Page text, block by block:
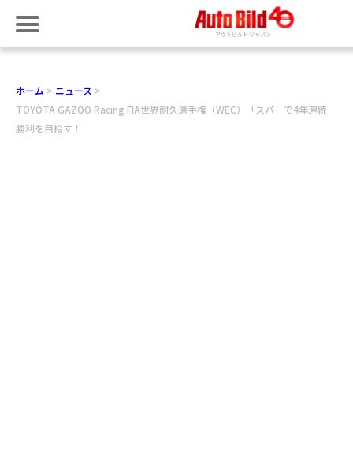
ホーム
ニュース
TOYOTA GAZOO Racing FIA世界耐久選手権（WEC）「スパ」で4年連続
勝利を目指す！